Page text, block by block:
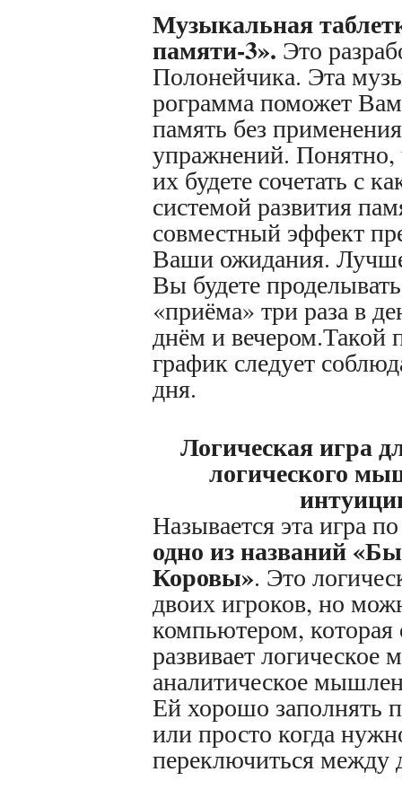
Музыкальная
памяти-3». Это
Полонейчика. Эта
рограмма поможет
память без
упражнений.
их будете сочетать с
системой развития
совместный эффект
Ваши ожидания.
Вы будете
«приёма» три раза в
днём и вечером.Такой
график следует
дня.
Логическая игра
логического
Называется эта игра
одно из названий
Коровы». Это
двоих игроков, но
компьютером, которая
развивает
аналитическое
Ей хорошо заполнять
или просто когда
переключиться между